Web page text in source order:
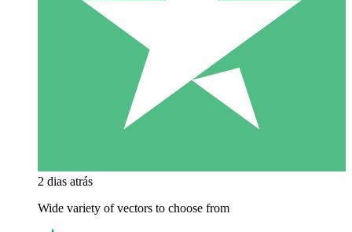
2 dias atrás
Wide variety of vectors to choose from